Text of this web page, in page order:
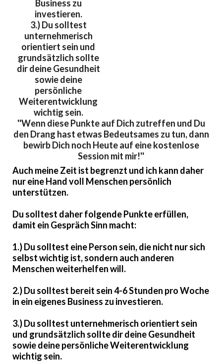
Business zu
investieren.
3.) Du solltest
unternehmerisch
orientiert sein und
grundsätzlich sollte
dir deine Gesundheit
sowie deine
persönliche
Weiterentwicklung
wichtig sein.
''Wenn diese Punkte auf Dich zutreffen und Du
den Drang hast etwas Bedeutsames zu tun, dann
bewirb Dich noch Heute auf eine kostenlose
Session mit mir!''
Auch meine Zeit ist begrenzt und ich kann daher
nur eine Hand voll Menschen persönlich
unterstützen.
Du solltest daher folgende Punkte erfüllen,
damit ein Gespräch Sinn macht:
1.) Du solltest eine Person sein, die nicht nur sich
selbst wichtig ist, sondern auch anderen
Menschen weiterhelfen will.
2.) Du solltest bereit sein 4-6 Stunden pro Woche
in ein eigenes Business zu investieren.
3.) Du solltest unternehmerisch orientiert sein
und grundsätzlich sollte dir deine Gesundheit
sowie deine persönliche Weiterentwicklung
wichtig sein.